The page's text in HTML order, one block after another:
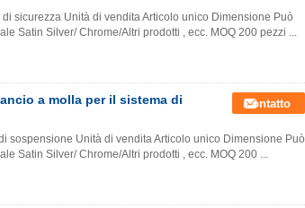
sicurezza Unità di vendita Articolo unico Dimensione Può
Satin Silver/ Chrome/Altri prodotti , ecc. MOQ 200 pezzi ...
a molla per il sistema di
Contatto
sospensione Unità di vendita Articolo unico Dimensione Può
Satin Silver/ Chrome/Altri prodotti , ecc. MOQ 200 ...